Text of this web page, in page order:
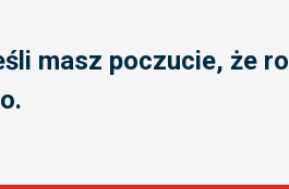
masz poczucie, że